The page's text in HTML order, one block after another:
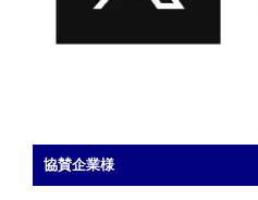
協賛企業様